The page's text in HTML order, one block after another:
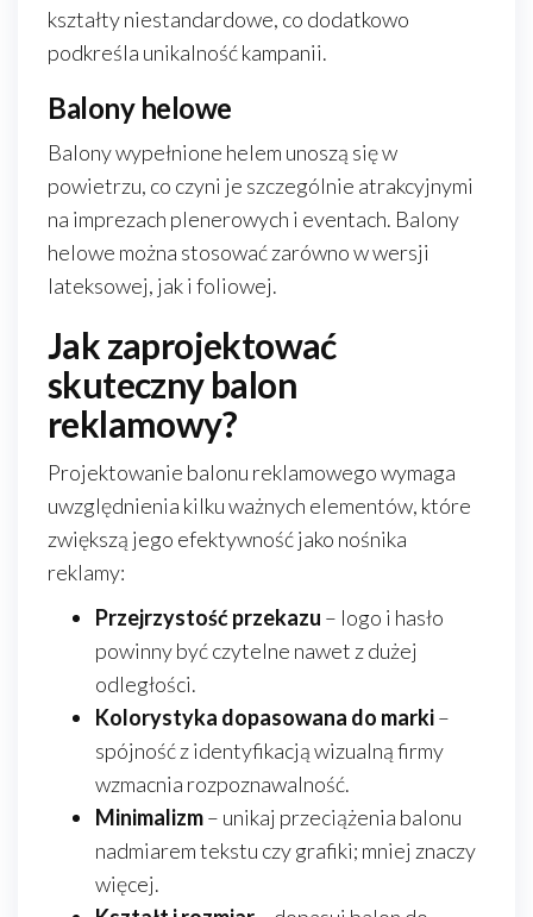
kształty niestandardowe, co dodatkowo
podkreśla unikalność kampanii.
Balony helowe
Balony wypełnione helem unoszą się w
powietrzu, co czyni je szczególnie atrakcyjnymi
na imprezach plenerowych i eventach. Balony
helowe można stosować zarówno w wersji
lateksowej, jak i foliowej.
Jak zaprojektować
skuteczny balon
reklamowy?
Projektowanie balonu reklamowego wymaga
uwzględnienia kilku ważnych elementów, które
zwiększą jego efektywność jako nośnika
reklamy:
Przejrzystość przekazu – logo i hasło
powinny być czytelne nawet z dużej
odległości.
Kolorystyka dopasowana do marki–
spójność z identyfikacją wizualną firmy
wzmacnia rozpoznawalność.
Minimalizm– unikaj przeciążenia balonu
nadmiarem tekstu czy grafiki; mniej znaczy
więcej.